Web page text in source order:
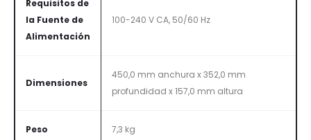
Requisitos de
la Fuente de
Alimentación
100-240 V CA, 50/60 Hz
Dimensiones
450,0 mm anchura x 352,0 mm
profundidad x 157,0 mm altura
Peso 7,3 kg